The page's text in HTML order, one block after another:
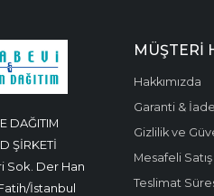
DAĞITIM
ŞİRKETİ
Sok. Der Han
İstanbul
MÜŞTERI
Hakkımızda
Garanti &
Gizlilik ve
Mesafeli
Teslimat